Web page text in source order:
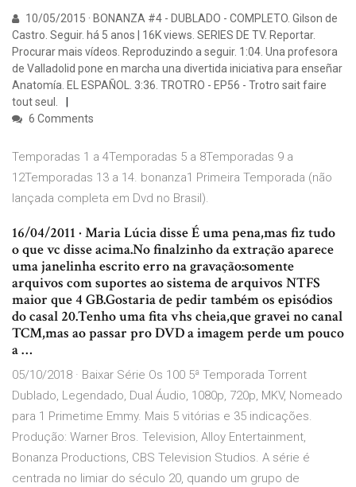
10/05/2015 · BONANZA #4 - DUBLADO - COMPLETO. Gilson de
Castro. Seguir. há 5 anos | 16K views. SERIES DE TV. Reportar.
Procurar mais vídeos. Reproduzindo a seguir. 1:04. Una profesora
de Valladolid pone en marcha una divertida iniciativa para enseñar
Anatomía. EL ESPAÑOL. 3:36. TROTRO - EP56 - Trotro sait faire
tout seul.
6 Comments
Temporadas 1 a 4Temporadas 5 a 8Temporadas 9 a
12Temporadas 13 a 14. bonanza1 Primeira Temporada (não
lançada completa em Dvd no Brasil).
16/04/2011 · Maria Lúcia disse É uma pena,mas fiz tudo
o que vc disse acima.No finalzinho da extração aparece
uma janelinha escrito erro na gravação:somente
arquivos com suportes ao sistema de arquivos NTFS
maior que 4 GB.Gostaria de pedir também os episódios
do casal 20.Tenho uma fita vhs cheia,que gravei no canal
TCM,mas ao passar pro DVD a imagem perde um pouco
a …
05/10/2018 · Baixar Série Os 100 5ª Temporada Torrent
Dublado, Legendado, Dual Áudio, 1080p, 720p, MKV, Nomeado
para 1 Primetime Emmy. Mais 5 vitórias e 35 indicações.
Produção: Warner Bros. Television, Alloy Entertainment,
Bonanza Productions, CBS Television Studios. A série é
centrada no limiar do século 20, quando um grupo de